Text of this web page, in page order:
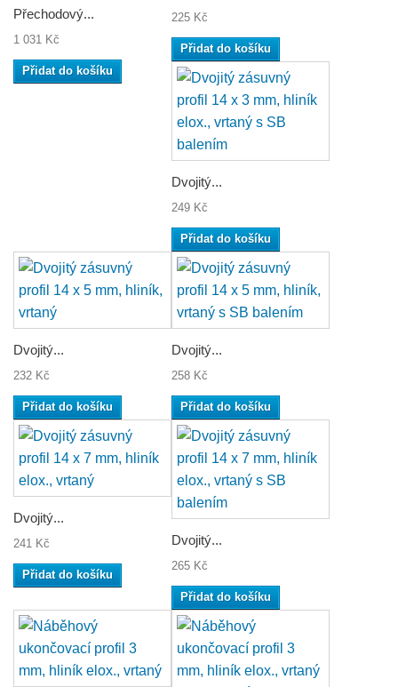
Přechodový...
1 031 Kč
Přidat do košíku
225 Kč
Přidat do košíku
Dvojitý...
249 Kč
Přidat do košíku
Dvojitý...
232 Kč
Přidat do košíku
Dvojitý...
258 Kč
Přidat do košíku
Dvojitý...
241 Kč
Přidat do košíku
Dvojitý...
265 Kč
Přidat do košíku